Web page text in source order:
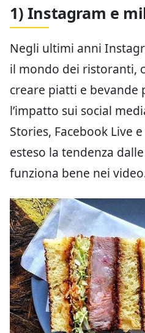
1) Instagram e
Negli ultimi anni
il mondo dei ristoranti,
creare piatti e bevande
l’impatto sui social
Stories, Facebook Live
esteso la tendenza
funziona bene nei